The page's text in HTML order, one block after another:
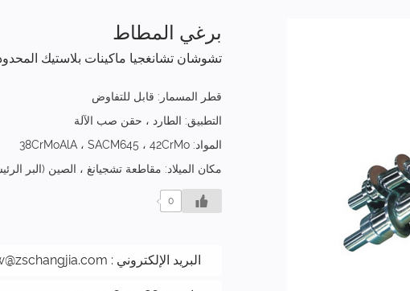
برغي المطاط
تشوشان تشانغجيا ماكينات بلاستيك
قطر المسمار: قابل للتفاوض
التطبيق: الطارد ، حقن صب الآلة
المواد: 38CrMoAlA ، SACM645 ، 42CrMo
مكان الميلاد: مقاطعة تشجيانغ ، الصين (البر
0
البريد الإلكتروني :